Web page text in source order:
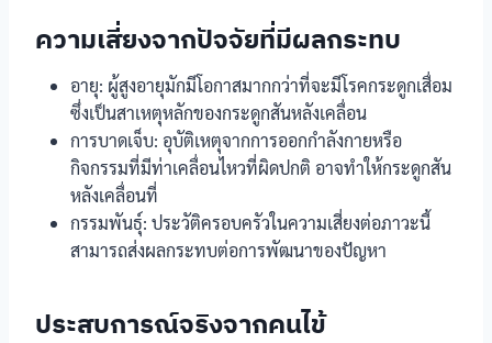
ความเสี่ยงจากปัจจัยที่มีผลกระทบ
อายุ: ผู้สูงอายุมักมีโอกาสมากกว่าที่จะมีโรคกระดูกเสื่อม
ซึ่งเป็นสาเหตุหลักของกระดูกสันหลังเคลื่อน
การบาดเจ็บ: อุบัติเหตุจากการออกกำลังกายหรือ
กิจกรรมที่มีท่าเคลื่อนไหวที่ผิดปกติ อาจทำให้กระดูกสัน
หลังเคลื่อนที่
กรรมพันธุ์: ประวัติครอบครัวในความเสี่ยงต่อภาวะนี้
สามารถส่งผลกระทบต่อการพัฒนาของปัญหา
ประสบการณ์จริงจากคนไข้